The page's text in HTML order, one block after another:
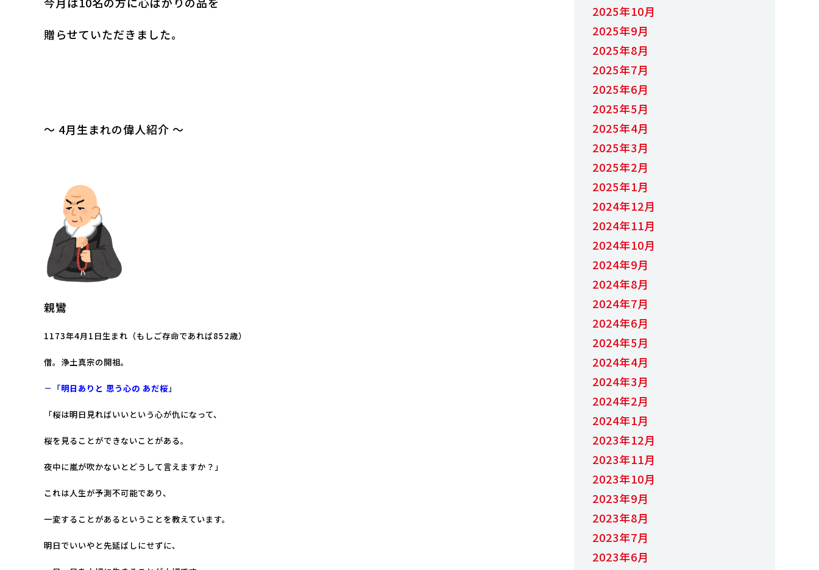
贈らせていただきました。
～ 4月生まれの偉人紹介 ～
親鸞
1173年4月1日生まれ（もしご存命であれば852歳）
僧。浄土真宗の開祖。
－「明日ありと 思う心の あだ桜」
「桜は明日見ればいいという心が仇になって、
桜を見ることができないことがある。
夜中に嵐が吹かないとどうして言えますか？ 」
これは人生が予測不可能であり、
一変することがあるということを教えています。
明日でいいやと先延ばしにせずに、
2025年10月
2025年9月
2025年8月
2025年7月
2025年6月
2025年5月
2025年4月
2025年3月
2025年2月
2025年1月
2024年12月
2024年11月
2024年10月
2024年9月
2024年8月
2024年7月
2024年6月
2024年5月
2024年4月
2024年3月
2024年2月
2024年1月
2023年12月
2023年11月
2023年10月
2023年9月
2023年8月
2023年7月
2023年6月